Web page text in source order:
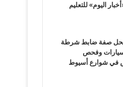
اليوم» للتعليم
صفة ضابط شرطة
وفحص
في شوارع أسيوط